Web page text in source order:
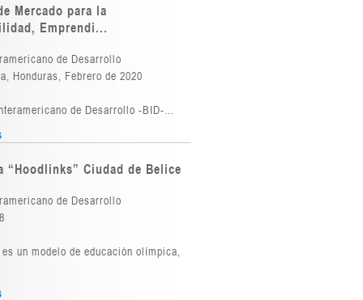
Mercado para la
Emprendi...
de Desarrollo
Honduras, Febrero de 2020
de Desarrollo -BID-...
“Hoodlinks” Ciudad de Belice
de Desarrollo
un modelo de educación olímpica,